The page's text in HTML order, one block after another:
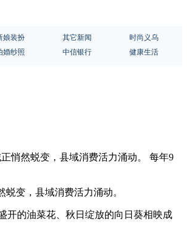
娘装扮 其它新闻
时尚义乌
婚纱照 中信银行 健康生活
悄然蜕变，县域消费活力涌动。 每年9
变，县域消费活力涌动。
开的油菜花、秋日绽放的向日葵相映成